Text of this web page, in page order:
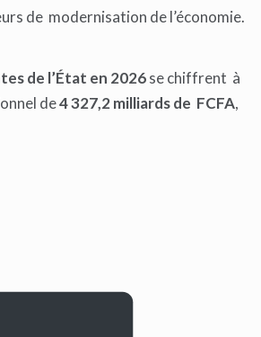
de modernisation de l’économie.
de l’État en 2026se chiffrent à
de4 327,2 milliards de FCFA,